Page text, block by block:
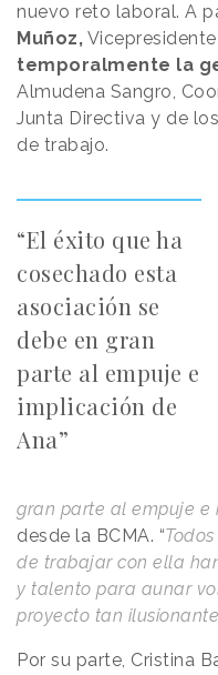
nuevo reto laboral. A
Muñoz,
temporalmente la
Almudena Sangro,
Junta Directiva y de
de trabajo.
“El éxito que ha
cosechado esta
asociación se
debe en gran
parte al empuje e
implicación de
Ana”
gran parte al empuje e
desde la BCMA. “
de trabajar con ella
y talento para aunar
proyecto tan
Por su parte, Cristina